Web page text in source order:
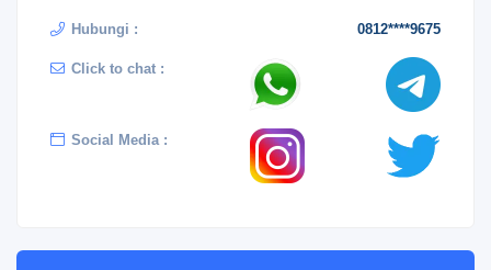
Hubungi : 0812****9675
Click to chat :
Social Media :